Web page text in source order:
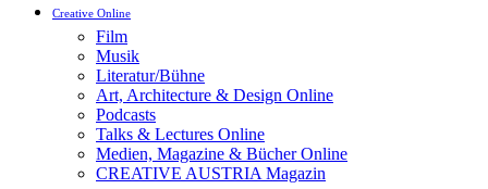
Creative Online
Film
Musik
Literatur/Bühne
Art, Architecture & Design Online
Podcasts
Talks & Lectures Online
Medien, Magazine & Bücher Online
CREATIVE AUSTRIA Magazin